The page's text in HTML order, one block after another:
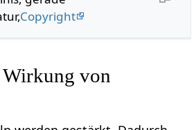
Copyright
von